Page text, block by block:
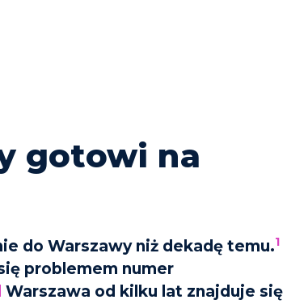
gotowi na
do Warszawy niż dekadę temu.1
problemem numer
Warszawa od kilku lat znajduje się